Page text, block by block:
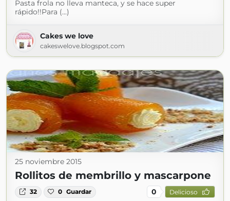
Pasta frola no lleva manteca, y se hace super
rápido!!Para (...)
Cakes we love
cakeswelove.blogspot.com
25 noviembre 2015
Rollitos de membrillo y mascarpone
32 0 Guardar 0 Delicioso